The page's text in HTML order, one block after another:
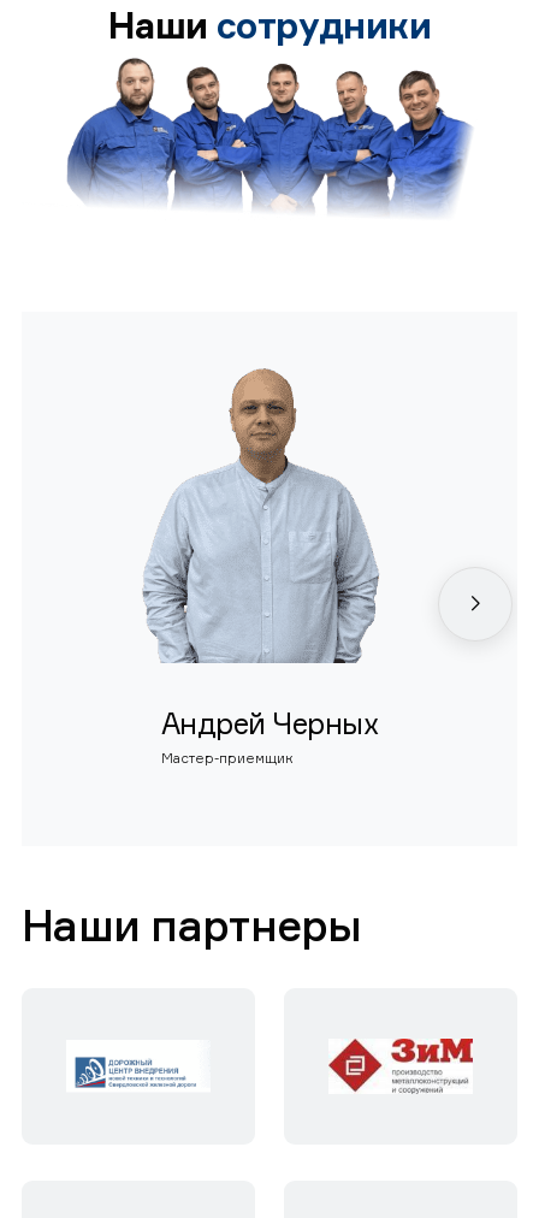
Наши сотрудники
Андрей Черных
Мастер-приемщик
Наши партнеры